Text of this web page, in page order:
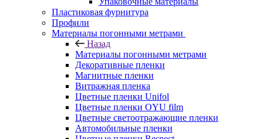
Пластиковая фурнитура
Профили
Материалы погонными метрами
Назад
Материалы погонными метрами
Декоративные пленки
Магнитные пленки
Витражная пленка
Цветные пленки Unifol
Цветные пленки OYU film
Цветные светоотражающие пленки
Автомобильные пленки